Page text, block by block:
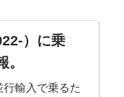
）に乗
輸入で乗るた